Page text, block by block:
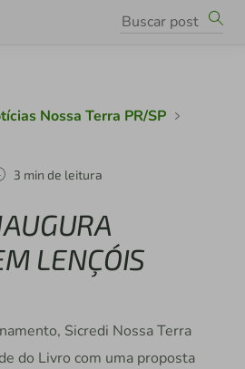
Nossa Terra PR/SP
3 min de leitura
LENÇÓIS
Sicredi Nossa Terra
do Livro com uma proposta